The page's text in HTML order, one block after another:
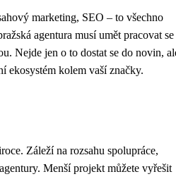
marketing, SEO – to všechno
agentura musí umět pracovat se
Nejde jen o to dostat se do novin,
ekosystém kolem vaší značky.
Záleží na rozsahu spolupráce,
Menší projekt můžete vyřešit